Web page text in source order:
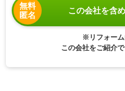
無料
匿名
この会社を含
※リフォーム
この会社をご紹介